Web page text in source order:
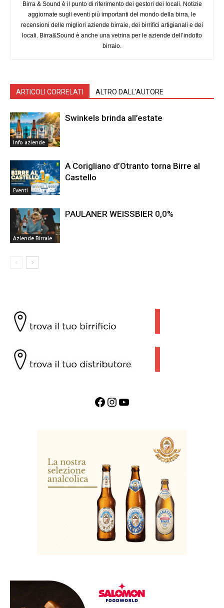
Birra & Sound è il punto di riferimento dei gestori dei locali. Notizie
aggiornate sugli eventi più importanti del mondo della birra, le
recensioni delle migliori aziende birraie, dei birrifici artigianali e dei
locali. Birra&Sound è anche una vetrina per le aziende dell’indotto
birraio.
ARTICOLI CORRELATI ALTRO DALL'AUTORE
Info aziende
Swinkels brinda all’estate
Eventi
A Corigliano d’Otranto torna Birre al
Castello
Aziende Birraie
PAULANER WEISSBIER 0,0%
Facebook InstagramYouTube